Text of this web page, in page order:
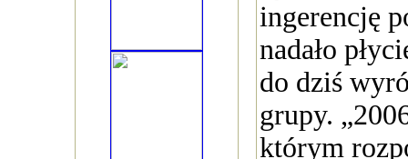
ingerencję
nadało
do dziś
grupy.
którym